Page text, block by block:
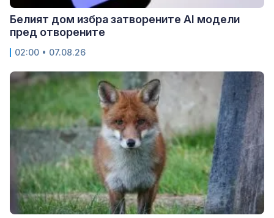
Белият дом избра затворените AI модели
пред отворените
02:00 • 07.08.26